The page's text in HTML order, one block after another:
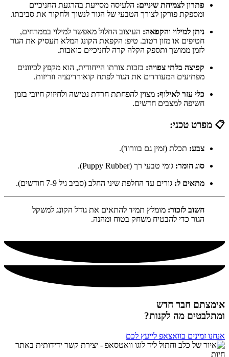
פתרון לצמיחת שיניים: הלעיסה מסייעת בהרגעת החניכיים
ומספקת פורקן לצורך הטבעי של הגור לנשוך ולחקור את סביבתו.
ניתן למילוי והקפאה: העיצוב החלול מאפשר למילוי בממרחים,
חטיפים או מזון רטוב. טיפ: הקפאת הקונג המלא תעסיק את הגור
לזמן ממושך ותספק הקלה קרה לחניכיים כואבות.
קפיצה בלתי צפויה: בזכות צורתו הייחודית, הוא מקפץ לכיוונים
מפתיעים המעודדים את הגור לפתח קואורדינציה וזריזות.
כלי עזר לאילוף: מצוין להפחתת חרדת נטישה ולחיזוק חיובי בזמן
חשיפה למצבים חדשים.
📋 מפרט טכני:
צבע: תכלת (זמין גם בוורוד).
סוג חומר: גומי טבעי רך (Puppy Rubber).
מתאים ל: גורים עד החלפת שיני החלב (סביב גיל 7-9 חודשים).
חשוב לזכור: מומלץ תמיד להתאים את גודל הקונג למשקל
הגור כדי להבטיח משחק בטוח ומהנה.
אימצתם חבר חדש
ומתלבטים מה לקנות?
אנחנו זמינים בוואצאפ לייעץ לכם